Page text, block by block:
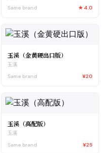
Same brand
★ 4.0
玉溪（金黄硬出口版）
玉溪
Same brand
¥20
玉溪（高配版）
玉溪
Same brand
¥25